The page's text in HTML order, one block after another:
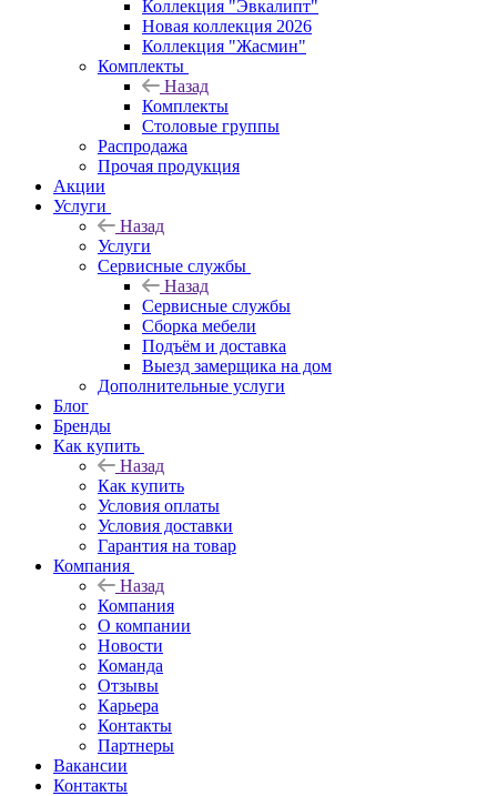
Коллекция "Эвкалипт"
Новая коллекция 2026
Коллекция "Жасмин"
Комплекты
Назад
Комплекты
Столовые группы
Распродажа
Прочая продукция
Акции
Услуги
Назад
Услуги
Сервисные службы
Назад
Сервисные службы
Сборка мебели
Подъём и доставка
Выезд замерщика на дом
Дополнительные услуги
Блог
Бренды
Как купить
Назад
Как купить
Условия оплаты
Условия доставки
Гарантия на товар
Компания
Назад
Компания
О компании
Новости
Команда
Отзывы
Карьера
Контакты
Партнеры
Вакансии
Контакты